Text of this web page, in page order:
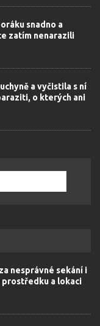
snadno a
zatím nenarazili
a vyčistila s ní
o kterých ani
nesprávné sekání i
prostředku a lokaci